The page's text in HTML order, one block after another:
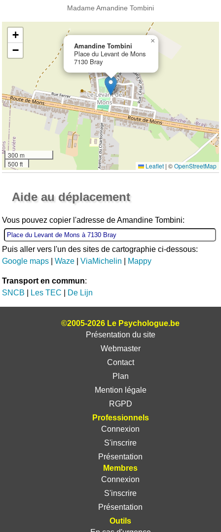
Madame Amandine Tombini
Amandine Tombini
Place du Levant de Mons
7130 Bray
×
+
−
300 m
500 ft
Leaflet | ©OpenStreetMap
Aide au déplacement
Vous pouvez copier l'adresse de Amandine Tombini:
Puis aller vers l'un des sites de cartographie ci-dessous:
Google maps |Waze |ViaMichelin Mappy
Transport en commun:
SNCB
Les TEC De Lijn
©2005-2026 Le Psychologue.be
Présentation du site
Webmaster
Contact
Plan
Mention légale
RGPD
Professionnels
Connexion
S'inscrire
Présentation
Membres
Connexion
S'inscrire
Présentation
Outils